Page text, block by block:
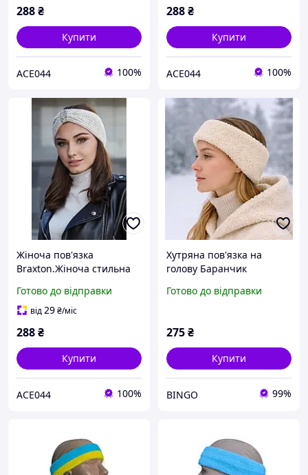
288₴
Купити
ACE044 100%
288₴
Купити
ACE044 100%
Жіноча пов'язка
Braxton.Жіноча стильна
Готово до відправки
від29₴/міс
288₴
Купити
ACE044 100%
Хутряна пов'язка на
голову Баранчик
Готово до відправки
275₴
Купити
BINGO 99%